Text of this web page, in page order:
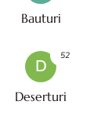
Bauturi
D
Deserturi
52